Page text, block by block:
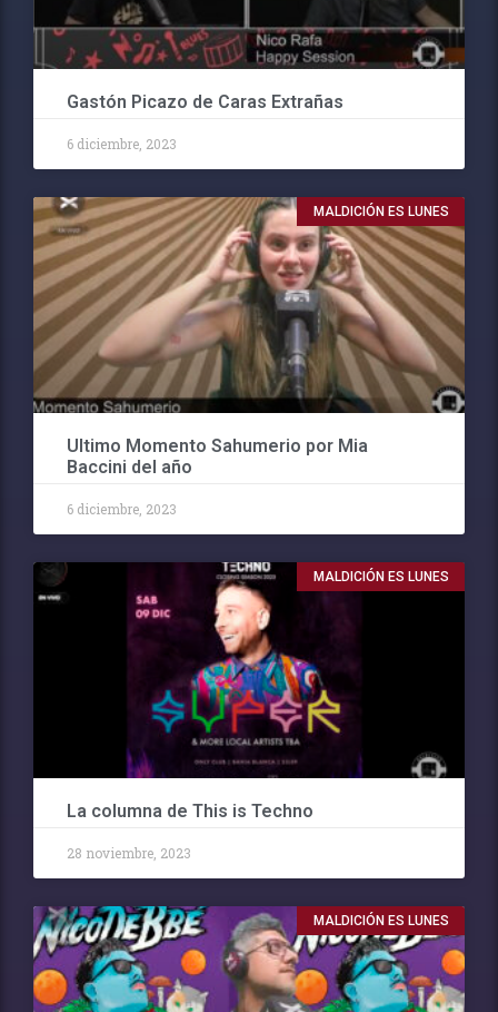
Gastón Picazo de Caras Extrañas
6 diciembre, 2023
MALDICIÓN ES LUNES
Ultimo Momento Sahumerio por Mia
Baccini del año
6 diciembre, 2023
MALDICIÓN ES LUNES
La columna de This is Techno
28 noviembre, 2023
MALDICIÓN ES LUNES